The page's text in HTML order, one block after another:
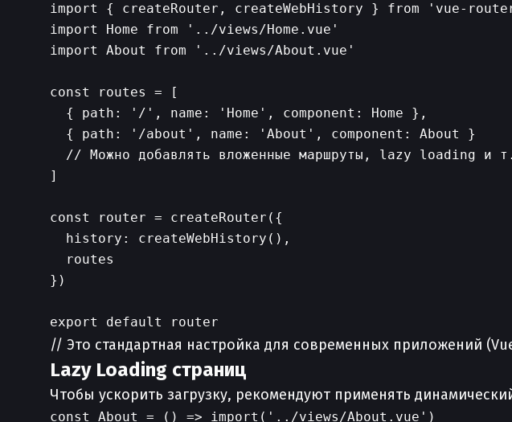
import { createRouter, createWebHistory } from 'vue-
import Home from '../views/Home.vue'
import About from '../views/About.vue'
const routes = [
  { path: '/', name: 'Home', component: Home },
  { path: '/about', name: 'About', component: About }
// Можно добавлять вложенные маршруты, lazy loading и
]
const router = createRouter({
  history: createWebHistory(),
  routes
})
// Это стандартная настройка для современных приложений
Lazy Loading страниц
Чтобы ускорить загрузку, рекомендуют применять
const About = () => import('../views/About.vue')